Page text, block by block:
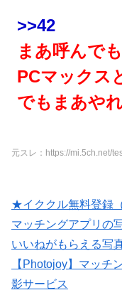
>>42
まあ呼んで
PCマックス
でもまあや
元スレ：https://mi.5ch.net/
★イククル無料登録（
マッチングアプリの
いいねがもらえる写
【Photojoy】マッチ
影サービス